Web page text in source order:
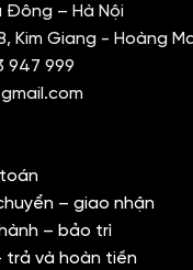
Đông – Hà Nội
Kim Giang - Hoàng
947 999
– giao nhận
– bảo trì
trả và hoàn tiền